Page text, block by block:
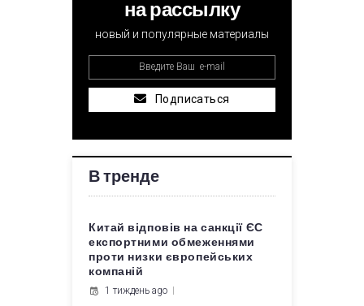
на рассылку
новый и популярные материалы
Подписаться
В тренде
Китай відповів на санкції ЄС
експортними обмеженнями
проти низки європейських
компаній
1 тиждень ago